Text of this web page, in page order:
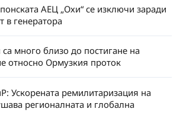
АЕЦ „Охи“ се изключи заради
в генератора
много близо до постигане на
относно Ормузкия проток
Ускорената ремилитаризация на
регионалната и глобална